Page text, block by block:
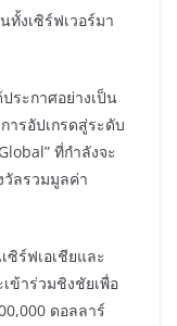
ทั้งเซิร์ฟเวอร์มา
ระกาศอย่างเป็น
ารอัปเกรดสู่ระดับ
ที่กำลังจะ
วัลรวมมูลค่า
ซิร์ฟเอเชียและ
ข้าร่วมชิงชัยเพื่อ
ดอลลาร์